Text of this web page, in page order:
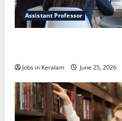
Assistant Professor
Jobs in Keralam June 25, 2026